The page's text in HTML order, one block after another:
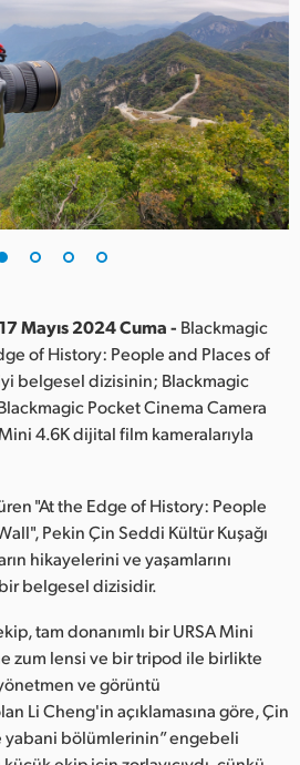
Mayıs 2024 Cuma - Blackmagic
of History: People and Places of
belgesel dizisinin; Blackmagic
Pocket Cinema Camera
4.6K dijital film kameralarıyla
"At the Edge of History: People
Pekin Çin Seddi Kültür Kuşağı
hikayelerini ve yaşamlarını
belgesel dizisidir.
tam donanımlı bir URSA Mini
zum lensi ve bir tripod ile birlikte
ve görüntü
Li Cheng'in açıklamasına göre, Çin
yabani bölümlerinin” engebeli